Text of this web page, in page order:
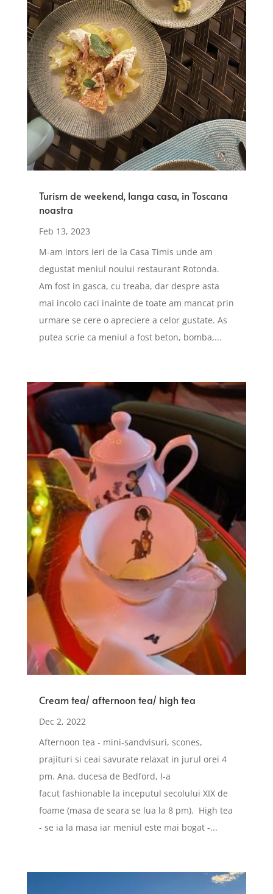
Turism de weekend, langa casa, in Toscana
noastra
Feb 13, 2023
M-am intors ieri de la Casa Timis unde am
degustat meniul noului restaurant Rotonda.
Am fost in gasca, cu treaba, dar despre asta
mai incolo caci inainte de toate am mancat prin
urmare se cere o apreciere a celor gustate. As
putea scrie ca meniul a fost beton, bomba,...
Cream tea/ afternoon tea/ high tea
Dec 2, 2022
Afternoon tea - mini-sandvisuri, scones,
prajituri si ceai savurate relaxat in jurul orei 4
pm. Ana, ducesa de Bedford, l-a
facut fashionable la inceputul secolului XIX de
foame (masa de seara se lua la 8 pm). High tea
- se ia la masa iar meniul este mai bogat -...